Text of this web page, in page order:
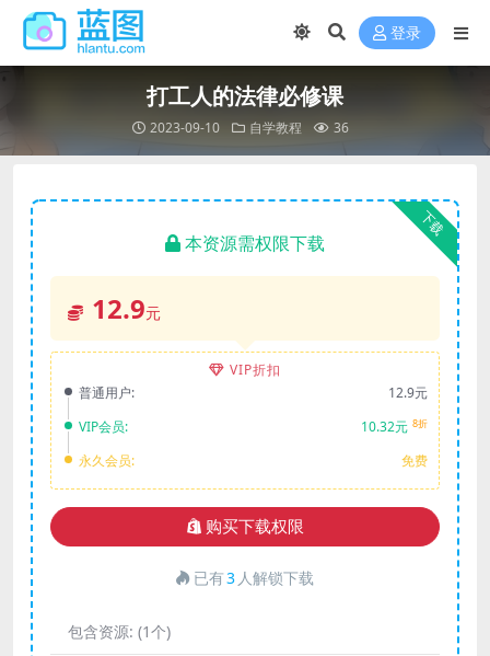
登录
打工人的法律必修课
2023-09-10 自学教程 36
下载
本资源需权限下载
12.9元
VIP折扣
普通用户:
12.9元
VIP会员:
10.32元 8折
永久会员: 免费
购买下载权限
已有3 人解锁下载
包含资源: (1个)